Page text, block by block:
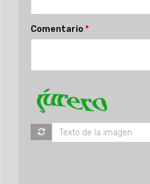
Comentario